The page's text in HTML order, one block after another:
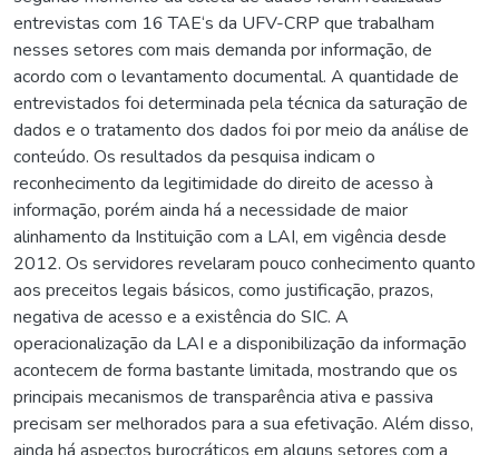
entrevistas com 16 TAE‘s da UFV-CRP que trabalham
nesses setores com mais demanda por informação, de
acordo com o levantamento documental. A quantidade de
entrevistados foi determinada pela técnica da saturação de
dados e o tratamento dos dados foi por meio da análise de
conteúdo. Os resultados da pesquisa indicam o
reconhecimento da legitimidade do direito de acesso à
informação, porém ainda há a necessidade de maior
alinhamento da Instituição com a LAI, em vigência desde
2012. Os servidores revelaram pouco conhecimento quanto
aos preceitos legais básicos, como justificação, prazos,
negativa de acesso e a existência do SIC. A
operacionalização da LAI e a disponibilização da informação
acontecem de forma bastante limitada, mostrando que os
principais mecanismos de transparência ativa e passiva
precisam ser melhorados para a sua efetivação. Além disso,